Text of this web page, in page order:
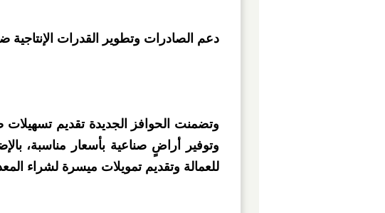
دعم الصادرات وتطوير القدرات
وتضمنت الحوافز الجديدة تقديم تسهيلات
وتوفير أراضٍ صناعية بأسعار مناسبة،
للعمالة وتقديم تمويلات ميسرة لشراء